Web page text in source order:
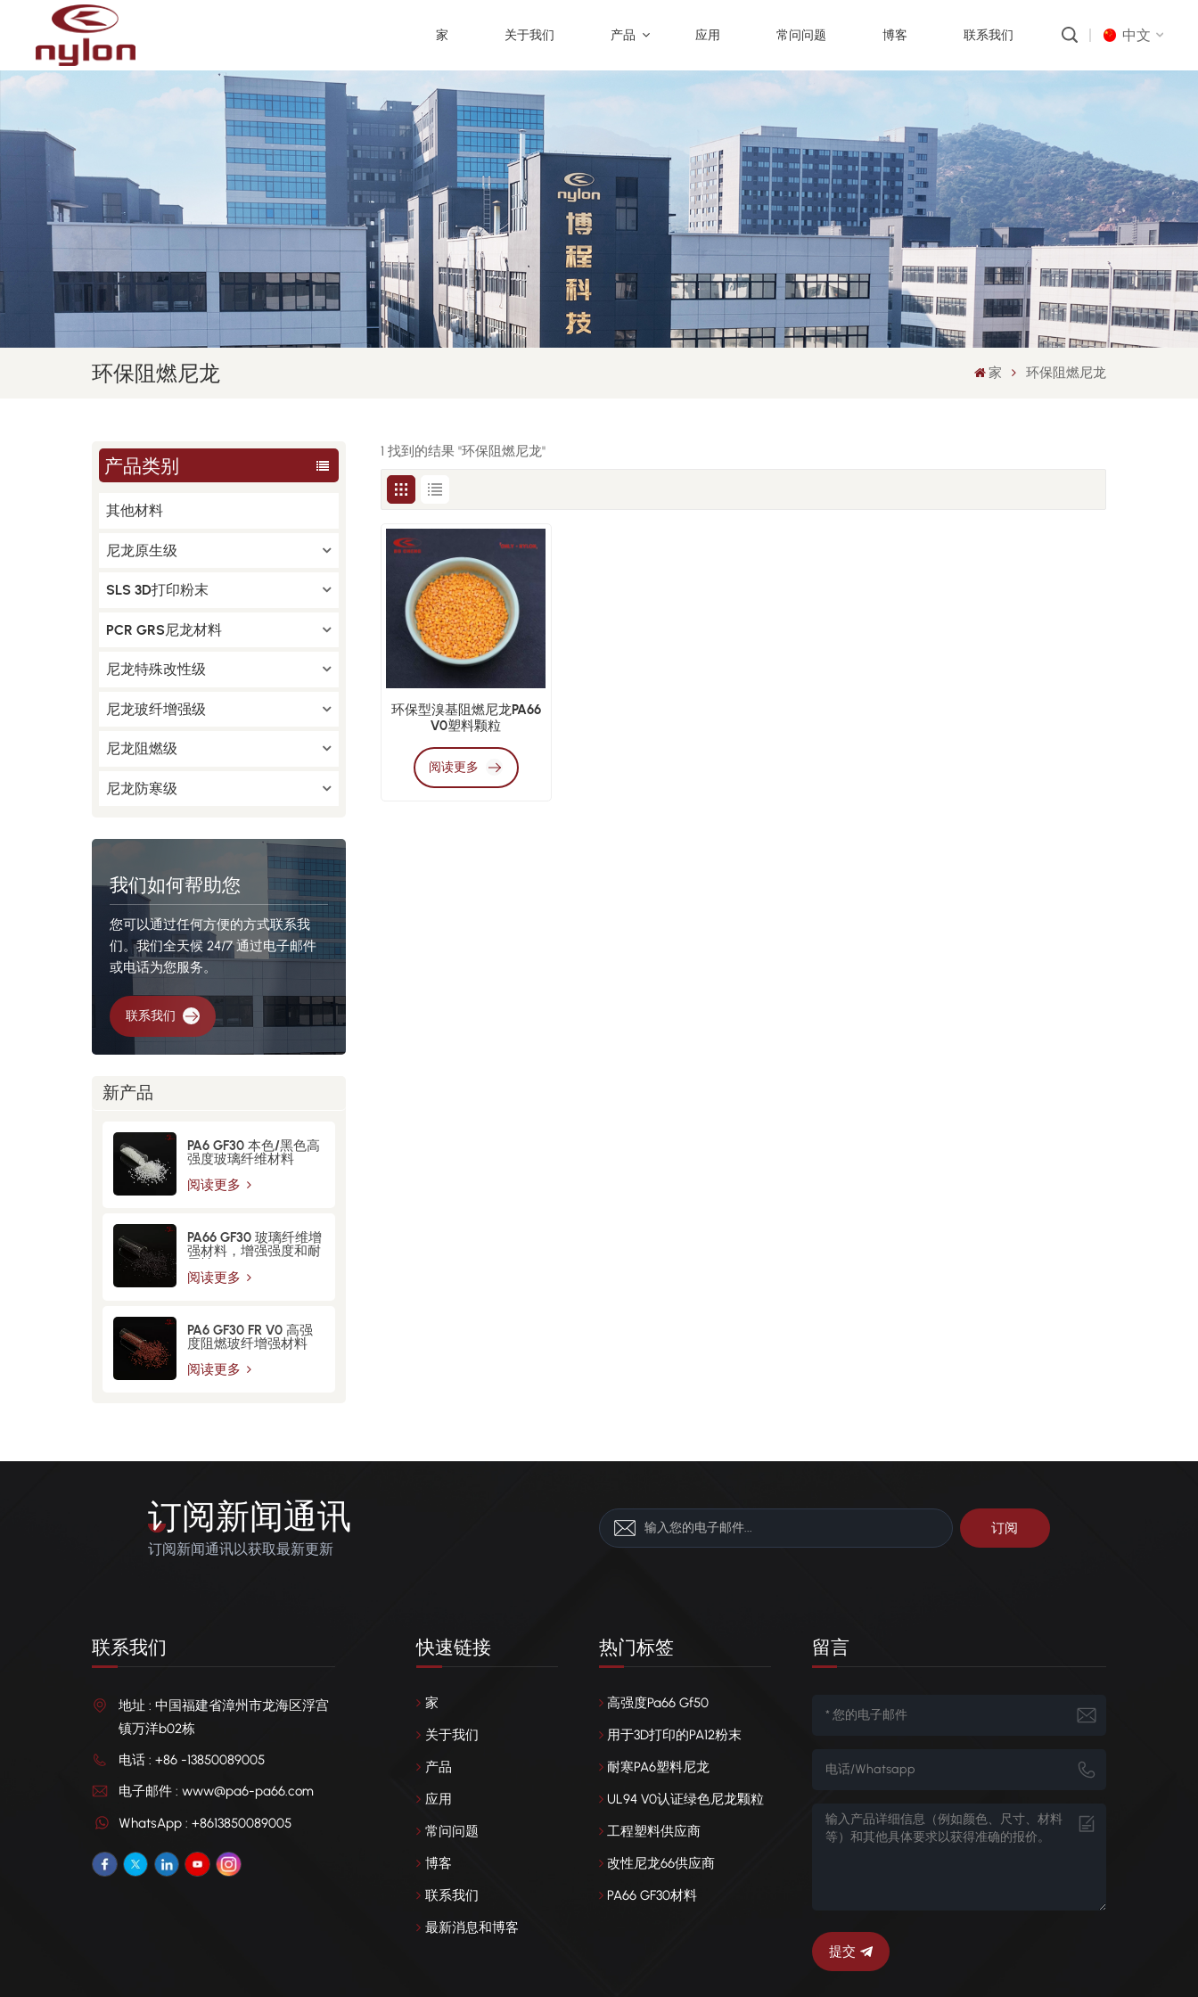
家 关于我们 产品 应用 常问问题 博客 联系我们 中文
русский
português
العربية
中文
环保阻燃尼龙 家 环保阻燃尼龙
产品类别
其他材料
尼龙原生级
SLS 3D打印粉末
PCR GRS尼龙材料
尼龙特殊改性级
尼龙玻纤增强级
尼龙阻燃级
尼龙防寒级
我们如何帮助您
您可以通过任何方便的方式联系我
们。我们全天候 24/7 通过电子邮件
或电话为您服务。
联系我们
新产品
PA6 GF30 本色/黑色高
强度玻璃纤维材料
阅读更多
PA66 GF30 玻璃纤维增​​
强材料，增强强度和耐
用性
阅读更多
PA6 GF30 FR V0 高强
度阻燃玻纤增强材料
阅读更多
1 找到的结果 "环保阻燃尼龙"
环保型溴基阻燃尼龙PA66
V0塑料颗粒
阅读更多
订阅新闻通讯
订阅新闻通讯以获取最新更新
联系我们
地址 : 中国福建省漳州市龙海区浮宫
镇万洋b02栋
电话 : +86 -13850089005
电子邮件 : www@pa6-pa66.com
WhatsApp : +8613850089005
快速链接
家
关于我们
产品
应用
常问问题
博客
联系我们
最新消息和博客
热门标签
高强度Pa66 Gf50
用于3D打印的PA12粉末
耐寒PA6塑料尼龙
UL94 V0认证绿色尼龙颗粒
工程塑料供应商
改性尼龙66供应商
PA66 GF30材料
留言
提交